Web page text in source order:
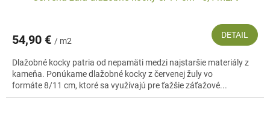
54,90 € / m2
DETAIL
Dlažobné kocky patria od nepamäti medzi najstaršie materiály z
kameňa. Ponúkame dlažobné kocky z červenej žuly vo
formáte 8/11 cm, ktoré sa využívajú pre ťažšie záťažové...